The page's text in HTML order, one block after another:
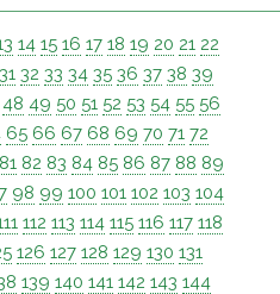
14 15 16 17 18 19 20 21 22
31 32 33 34 35 36 37 38 39
48 49 50 51 52 53 54 55 56
65 66 67 68 69 70 71 72
81 82 83 84 85 86 87 88 89
98 99 100 101 102 103 104
112 113 114 115 116 117 118
126 127 128 129 130 131
139 140 141 142 143 144